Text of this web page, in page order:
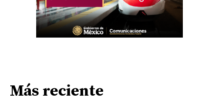
Más reciente